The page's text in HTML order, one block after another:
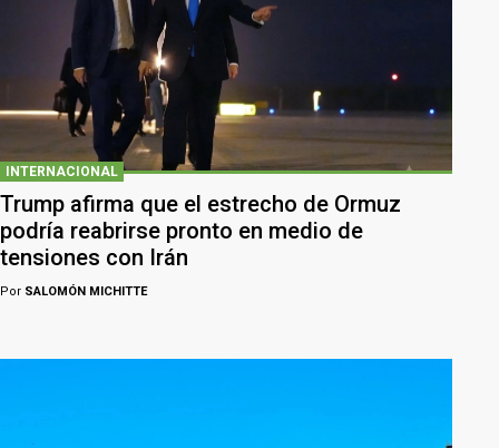
INTERNACIONAL
Trump afirma que el estrecho de Ormuz
podría reabrirse pronto en medio de
tensiones con Irán
Por SALOMÓN MICHITTE